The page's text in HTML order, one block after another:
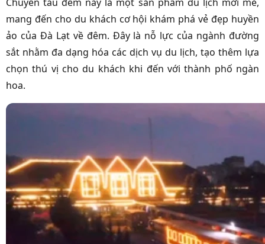
Chuyến tàu đêm này là một sản phẩm du lịch mới mẻ,
mang đến cho du khách cơ hội khám phá vẻ đẹp huyền
ảo của Đà Lạt về đêm. Đây là nỗ lực của ngành đường
sắt nhằm đa dạng hóa các dịch vụ du lịch, tạo thêm lựa
chọn thú vị cho du khách khi đến với thành phố ngàn
hoa.